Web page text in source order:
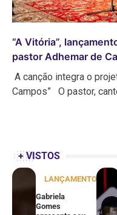
“A Vitória”,
pastor Adhemar de
A canção integra o
Campos” O pastor,
+ VISTOS
LANÇAMENTOS
Gabriela
Gomes